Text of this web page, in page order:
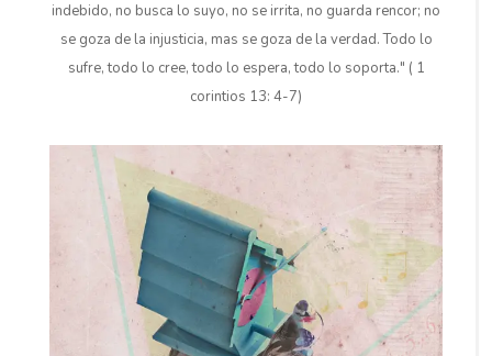
indebido, no busca lo suyo, no se irrita, no guarda rencor; no
se goza de la injusticia, mas se goza de la verdad. Todo lo
sufre, todo lo cree, todo lo espera, todo lo soporta." ( 1
corintios 13: 4-7)